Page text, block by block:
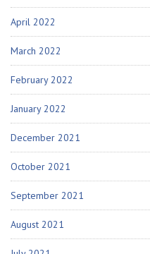
April 2022
March 2022
February 2022
January 2022
December 2021
October 2021
September 2021
August 2021